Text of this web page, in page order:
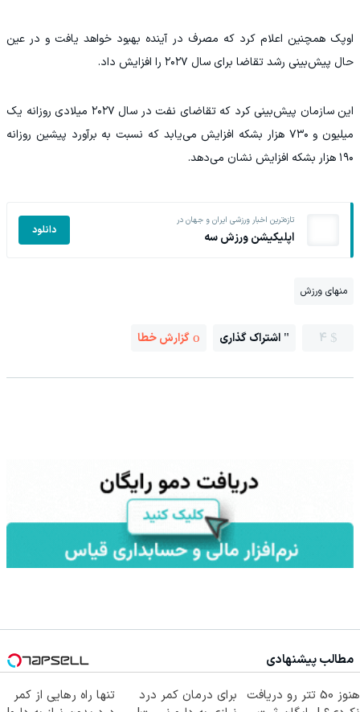
اوپک همچنین اعلام کرد که مصرف در آینده بهبود خواهد یافت و در عین
حال پیش‌بینی رشد تقاضا برای سال ۲۰۲۷ را افزایش داد.
این سازمان پیش‌بینی کرد که تقاضای نفت در سال ۲۰۲۷ میلادی روزانه یک
میلیون و ۷۳۰ هزار بشکه افزایش می‌یابد که نسبت به برآورد پیشین روزانه
۱۹۰ هزار بشکه افزایش نشان می‌دهد.
تازه‌ترین اخبار ورزشی ایران و جهان در
اپلیکیشن ورزش سه دانلود
منهای ورزش
4 اشتراک گذاری گزارش خطا
مطالب پیشنهادی
هنوز 50 تتر رو دریافت برای درمان کمر درد
تنها راه رهایی از کمر